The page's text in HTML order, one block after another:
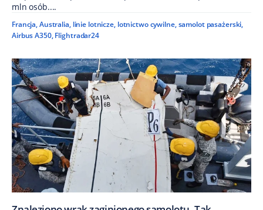
mln osób....
Francja,Australia, linie lotnicze, lotnictwo cywilne,samolot pasażerski,
Airbus A350, Flightradar24